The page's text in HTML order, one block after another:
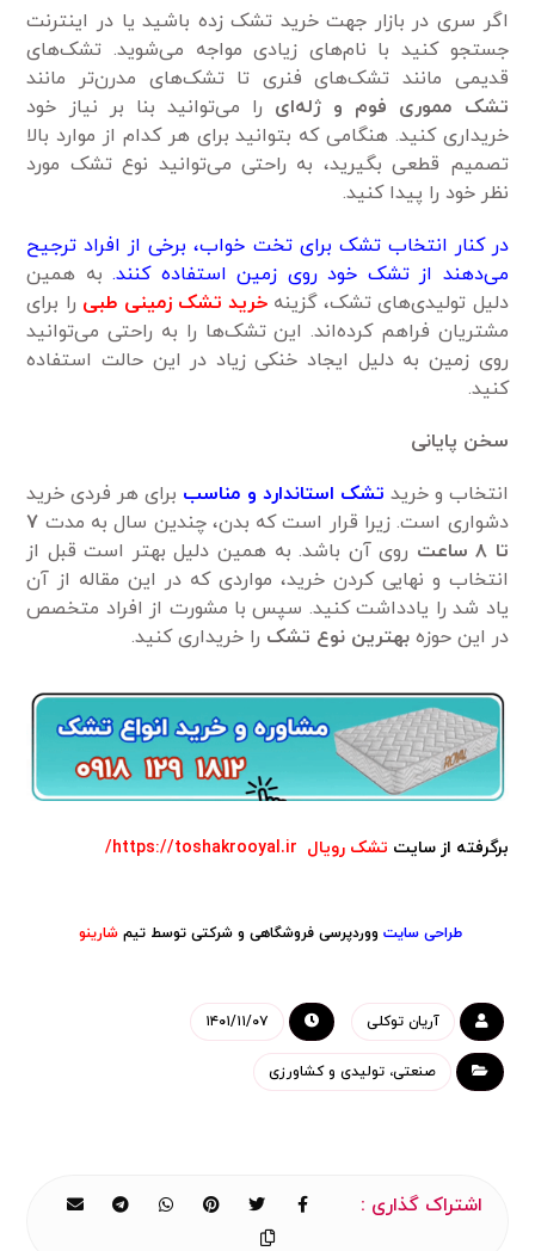
اگر سری در بازار جهت خرید تشک زده باشید یا در اینترنت
جستجو کنید با نام‌های زیادی مواجه می‌شوید. تشک‌های
قدیمی مانند تشک‌های فنری تا تشک‌های مدرن‌تر مانند
تشک مموری فوم و ژله‌ای را می‌توانید بنا بر نیاز خود
خریداری کنید. هنگامی که بتوانید برای هر کدام از موارد بالا
تصمیم قطعی بگیرید، به راحتی می‌توانید نوع تشک مورد
نظر خود را پیدا کنید.
در کنار انتخاب تشک برای تخت خواب، برخی از افراد ترجیح
می‌دهند از تشک خود روی زمین استفاده کنند.به همین
دلیل تولیدی‌های تشک، گزینه خرید تشک زمینی طبی را برای
مشتریان فراهم کرده‌اند. این تشک‌ها را به راحتی می‌توانید
روی زمین به دلیل ایجاد خنکی زیاد در این حالت استفاده
کنید.
سخن پایانی
انتخاب و خرید تشک استاندارد و مناسب برای هر فردی خرید
دشواری است. زیرا قرار است که بدن، چندین سال به مدت ۷
تا ۸ ساعت
روی آن باشد. به همین دلیل بهتر است قبل از
انتخاب و نهایی کردن خرید، مواردی که در این مقاله از آن
یاد شد را یادداشت کنید. سپس با مشورت از افراد متخصص
در این حوزهبهترین نوع تشک را خریداری کنید.
برگرفته از سایت تشک رویال https://toshakrooyal.ir/
طراحی سایت ووردپرسی فروشگاهی و شرکتی توسط تیم شارینو
آریان توکلی ۱۴۰۱/۱۱/۰۷
صنعتی، تولیدی و کشاورزی